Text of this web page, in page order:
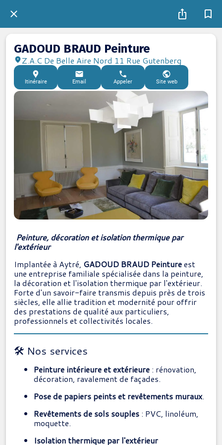
GADOUD BRAUD Peinture
Z.A.C De Belle Aire Nord 11 Rue Gutenberg
Itinéraire Email Appeler Site web
Peinture, décoration et isolation thermique par
l'extérieur
Implantée à Aytré, GADOUD BRAUD Peintureest
une entreprise familiale spécialisée dans la peinture,
la décoration et l'isolation thermique par l'extérieur.
Forte d'un savoir-faire transmis depuis près de trois
siècles, elle allie tradition et modernité pour offrir
des prestations de qualité aux particuliers,
professionnels et collectivités locales.
🛠️ Nos services
Peinture intérieure et extérieure : rénovation,
décoration, ravalement de façades.
Pose de papiers peints et revêtements muraux.
Revêtements de sols souples : PVC, linoléum,
moquette.
Isolation thermique par l'extérieur